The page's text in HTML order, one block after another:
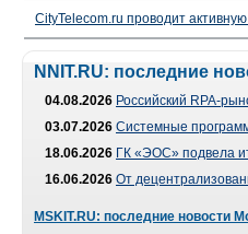
CityTelecom.ru проводит
NNIT.RU: последние
04.08.2026 Российский RPA-
03.07.2026 Системные
18.06.2026 ГК «ЭОС» подвела
16.06.2026 От
MSKIT.RU: последние новости